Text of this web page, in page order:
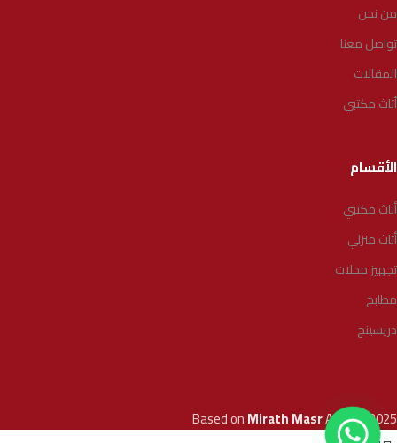
من نحن
تواصل معنا
المقالات
أثاث مكتبي
الأقسام
أثاث مكتبي
أثاث منزلي
تجهيز محلات
مطابخ
دريسينج
Based onMirath MasrAgency2025